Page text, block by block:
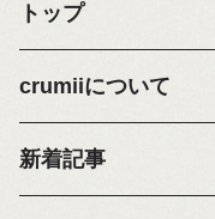
トップ
crumiiについて
新着記事